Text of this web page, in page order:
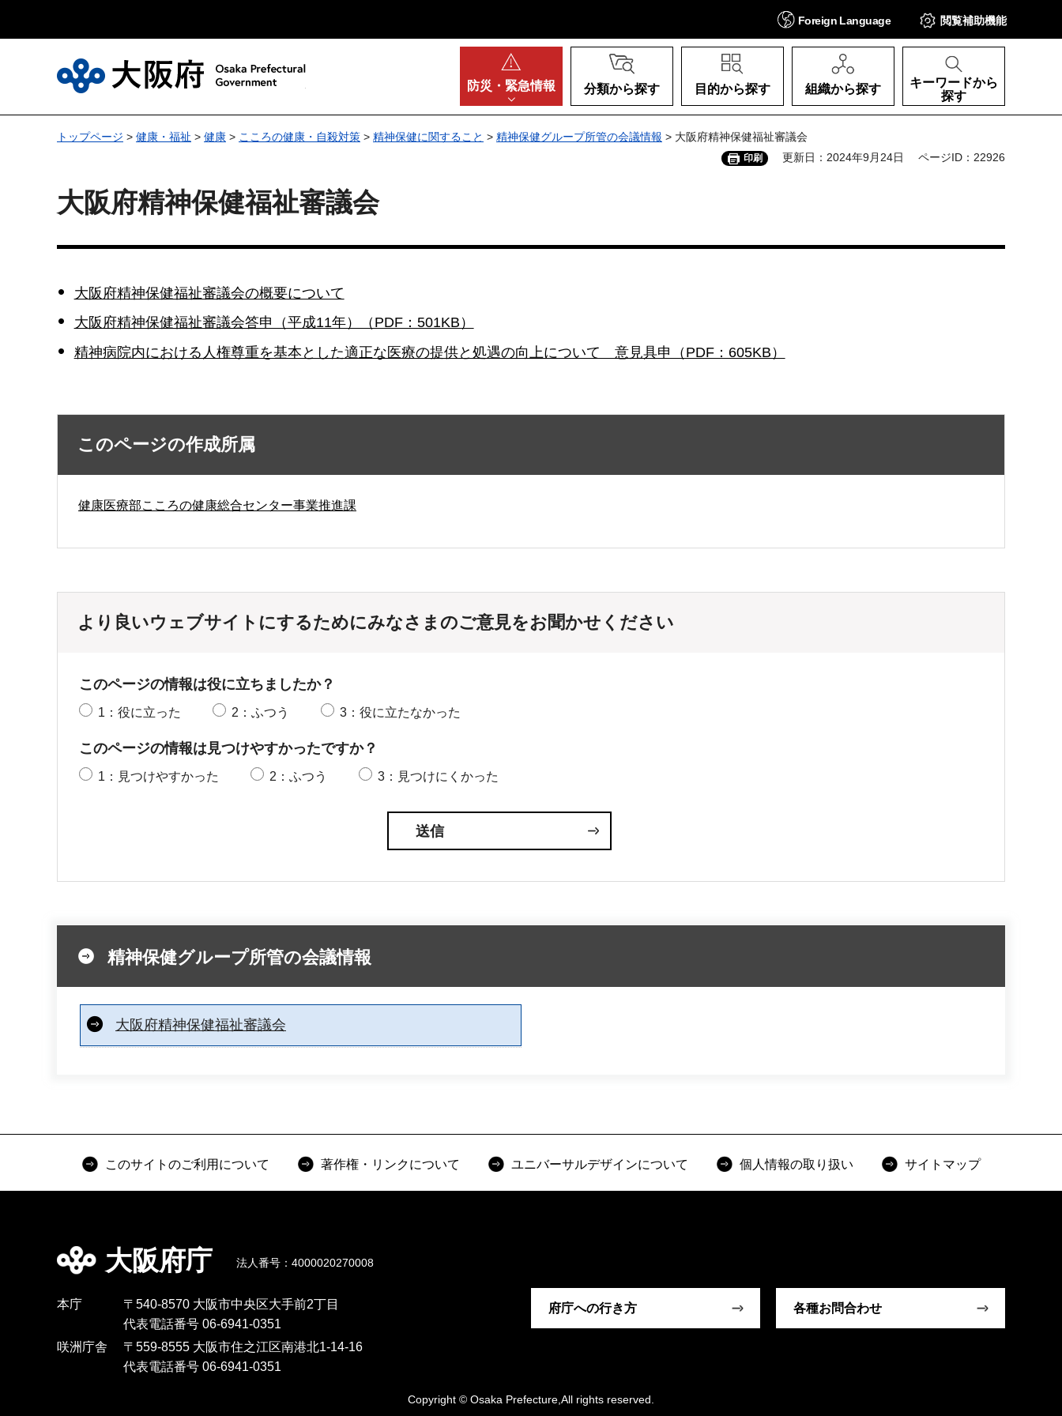
Foreign Language 閲覧補助機能
防災・ 緊急情報 分類から探す 目的から探す 組織から探す
キーワードから
探す
トップページ > 健康・福祉 > 健康 > こころの健康・自殺対策 > 精神保健に関すること > 精神保健グループ所管の会議情報 > 大阪府精神保健福祉審議会
印刷 更新日：2024年9月24日 ページID：22926
大阪府精神保健福祉審議会
大阪府精神保健福祉審議会の概要について
大阪府精神保健福祉審議会答申（平成11年）（PDF：501KB）
精神病院内における人権尊重を基本とした適正な医療の提供と処遇の向上について 意見具申（PDF：605KB）
このページの作成所属
健康医療部こころの健康総合センター事業推進課
より良いウェブサイトにするためにみなさまのご意見をお聞かせください
このページの情報は役に立ちましたか？
1：役に立った 2：ふつう 3：役に立たなかった
このページの情報は見つけやすかったですか？
1：見つけやすかった 2：ふつう 3：見つけにくかった
精神保健グループ所管の会議情報
大阪府精神保健福祉審議会
このサイトのご利用について 著作権・リンクについて ユニバーサルデザインについて 個人情報の取り扱い サイトマップ
大阪府庁 法人番号：4000020270008
本庁
〒540-8570 大阪市中央区大手前2丁目
代表電話番号 06-6941-0351
咲洲庁舎
〒559-8555 大阪市住之江区南港北1-14-16
代表電話番号 06-6941-0351
府庁への行き方 各種お問合わせ
Copyright © Osaka Prefecture,All rights reserved.